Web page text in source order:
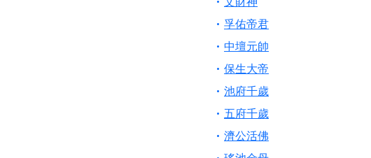
孚佑帝君
中壇元帥
保生大帝
池府千歲
五府千歲
濟公活佛